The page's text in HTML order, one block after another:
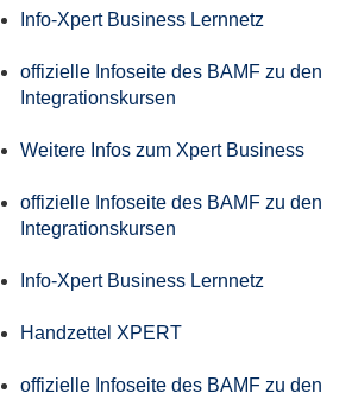
Info-Xpert Business Lernnetz
offizielle Infoseite des BAMF zu den
Integrationskursen
Weitere Infos zum Xpert Business
offizielle Infoseite des BAMF zu den
Integrationskursen
Info-Xpert Business Lernnetz
Handzettel XPERT
offizielle Infoseite des BAMF zu den